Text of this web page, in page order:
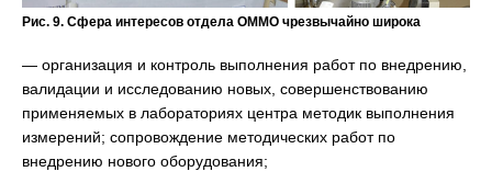
Рис. 9. Сфера интересов отдела ОММО чрезвычайно широка
— организация и контроль выполнения работ по внедрению,
валидации и исследованию новых, совершенствованию
применяемых в лабораториях центра методик выполнения
измерений; сопровождение методических работ по
внедрению нового оборудования;